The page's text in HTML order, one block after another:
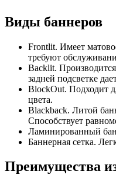
Виды баннеров
Frontlit. Имеет
требуют
Backlit.
задней подсветке
BlockOut. Подходит
цвета.
Blackback. Литой
Способствует
Ламинированный
Баннерная сетка.
Преимущества